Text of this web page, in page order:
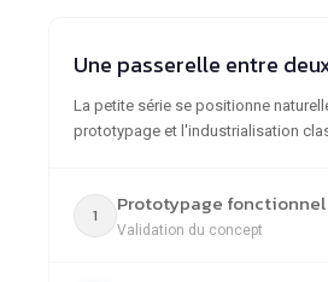
Une passerelle entre
La petite série se positionne
prototypage et l'industrialisation
1 Prototypage fonctionnel
Validation du concept